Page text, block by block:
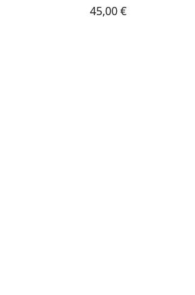
45,00 €